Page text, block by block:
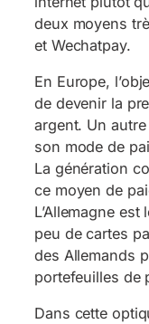
deux moyens
et Wechatpay.
En Europe,
de devenir la
argent. Un
son mode de
La génération
ce moyen de
L’Allemagne
peu de cartes
des Allemands
portefeuilles de
Dans cette